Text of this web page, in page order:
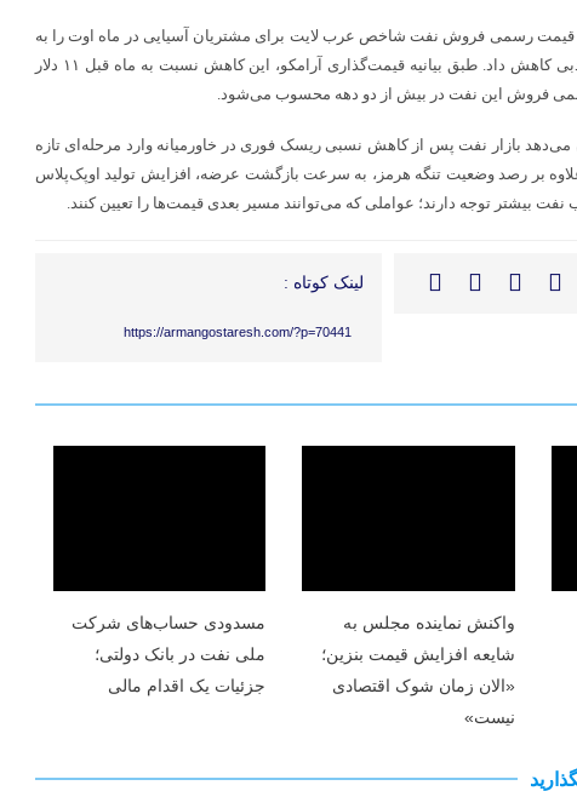
قیمت رسمی فروش نفت شاخص عرب لایت برای مشتریان آسیایی در ماه اوت را به
۱.۵ دلار کمتر از میانگین عمان/دبی کاهش داد. طبق بیانیه قیمت‌گذاری آرامکو، این کاهش نسبت به ماه قبل ۱۱ دلار
فروش این نفت در بیش از دو دهه محسوب می‌شود.
بازار نفت پس از کاهش نسبی ریسک فوری در خاورمیانه وارد مرحله‌ای تازه
بر رصد وضعیت تنگه هرمز، به سرعت بازگشت عرضه، افزایش تولید اوپک‌پلاس
بیشتر توجه دارند؛ عواملی که می‌توانند مسیر بعدی قیمت‌ها را تعیین کنند.
لینک کوتاه :
https://armangostaresh.com/?p=70441
واکنش نماینده مجلس به
شایعه افزایش قیمت بنزین؛
«الان زمان شوک اقتصادی
نیست»
مسدودی حساب‌های شرکت
ملی نفت در بانک دولتی؛
جزئیات یک اقدام مالی